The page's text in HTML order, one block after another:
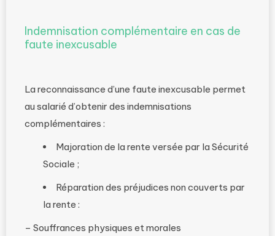
Indemnisation complémentaire en cas de
faute inexcusable
La reconnaissance d’une faute inexcusable permet
au salarié d’obtenir des indemnisations
complémentaires :
Majoration de la rente versée par la Sécurité
Sociale ;
Réparation des préjudices non couverts par
la rente :
– Souffrances physiques et morales